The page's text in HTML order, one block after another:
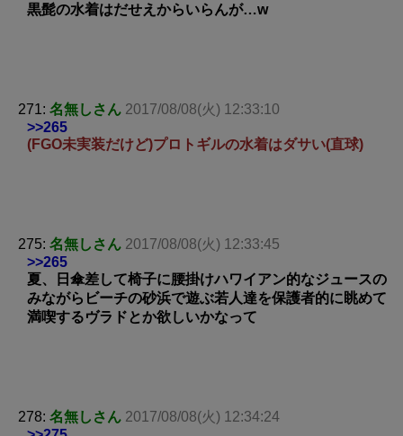
黒髭の水着はだせえからいらんが…w
271: 名無しさん 2017/08/08(火) 12:33:10
>>265
(FGO未実装だけど)プロトギルの水着はダサい(直球)
275: 名無しさん 2017/08/08(火) 12:33:45
>>265
夏、日傘差して椅子に腰掛けハワイアン的なジュースの
みながらビーチの砂浜で遊ぶ若人達を保護者的に眺めて
満喫するヴラドとか欲しいかなって
278: 名無しさん 2017/08/08(火) 12:34:24